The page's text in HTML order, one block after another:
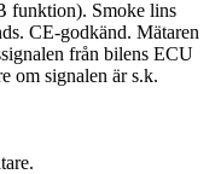
funktion). Smoke lins
CE-godkänd. Mätaren
från bilens ECU
om signalen är s.k.